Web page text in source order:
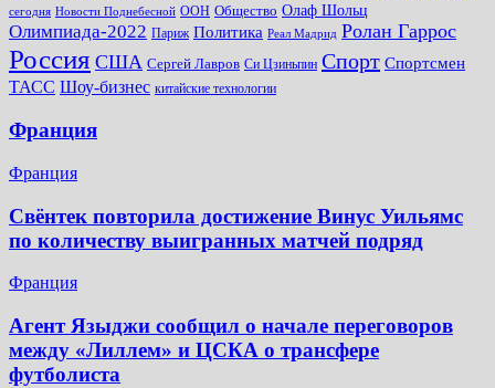
сегодня Новости Поднебесной ООН Общество Олаф Шольц
Олимпиада-2022 Париж Политика Реал Мадрид Ролан Гаррос
Россия США Сергей Лавров Си Цзиньпин Спорт Спортсмен
ТАСС Шоу-бизнес китайские технологии
Франция
Франция
Свёнтек повторила достижение Винус Уильямс
по количеству выигранных матчей подряд
Франция
Агент Языджи сообщил о начале переговоров
между «Лиллем» и ЦСКА о трансфере
футболиста